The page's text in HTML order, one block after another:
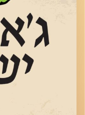
זילברשטיין
כמעט. רק
האזנה נעימה!
רותם